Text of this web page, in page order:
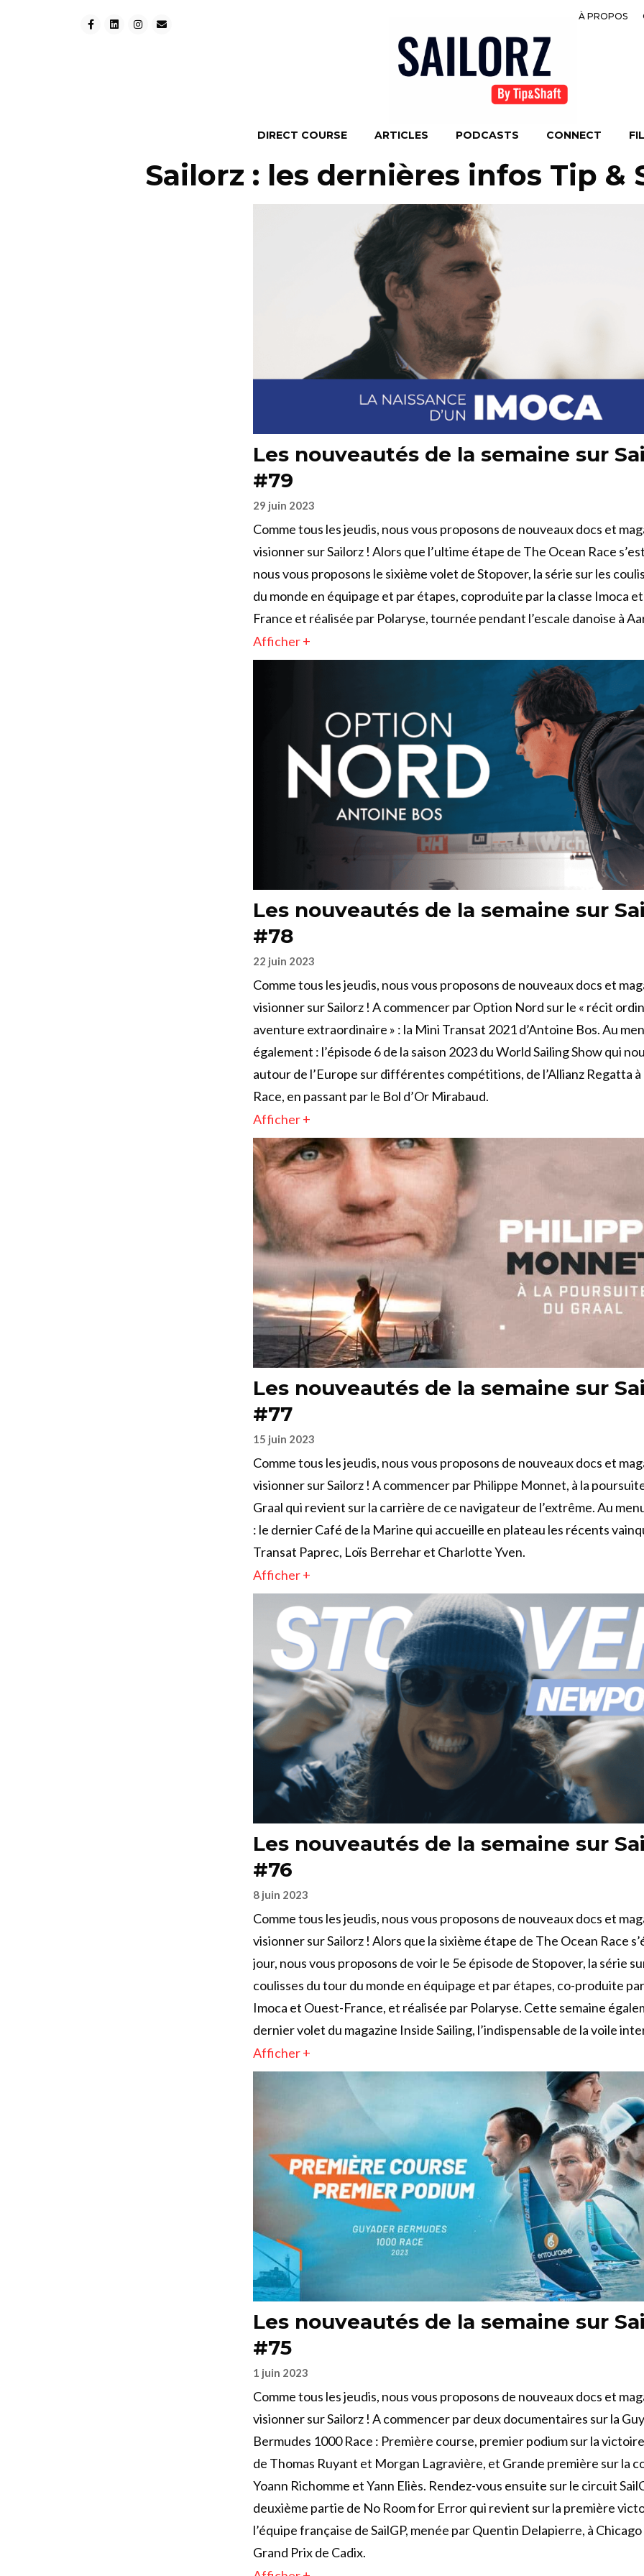
À PROPOS
DIRECT COURSE ARTICLES PODCASTS CONNECT
Sailorz : les dernières infos Tip &
Les nouveautés de la semaine sur
#79
29 juin 2023
Comme tous les jeudis, nous vous proposons de nouveaux docs et
visionner sur Sailorz ! Alors que l’ultime étape de The Ocean Race
nous vous proposons le sixième volet de Stopover, la série sur les
du monde en équipage et par étapes, coproduite par la classe Imoca
France et réalisée par Polaryse, tournée pendant l’escale danoise à
Afficher +
Les nouveautés de la semaine sur
#78
22 juin 2023
Comme tous les jeudis, nous vous proposons de nouveaux docs et
visionner sur Sailorz ! A commencer par Option Nord sur le « récit
aventure extraordinaire » : la Mini Transat 2021 d’Antoine Bos. Au
également : l’épisode 6 de la saison 2023 du World Sailing Show qui
autour de l’Europe sur différentes compétitions, de l’Allianz Regatta
Race, en passant par le Bol d’Or Mirabaud.
Afficher +
Les nouveautés de la semaine sur
#77
15 juin 2023
Comme tous les jeudis, nous vous proposons de nouveaux docs et
visionner sur Sailorz ! A commencer par Philippe Monnet, à la
Graal qui revient sur la carrière de ce navigateur de l’extrême. Au
: le dernier Café de la Marine qui accueille en plateau les récents
Transat Paprec, Loïs Berrehar et Charlotte Yven.
Afficher +
Les nouveautés de la semaine sur
#76
8 juin 2023
Comme tous les jeudis, nous vous proposons de nouveaux docs et
visionner sur Sailorz ! Alors que la sixième étape de The Ocean Race
jour, nous vous proposons de voir le 5e épisode de Stopover, la série
coulisses du tour du monde en équipage et par étapes, co-produite
Imoca et Ouest-France, et réalisée par Polaryse. Cette semaine
dernier volet du magazine Inside Sailing, l’indispensable de la voile
Afficher +
Les nouveautés de la semaine sur
#75
1 juin 2023
Comme tous les jeudis, nous vous proposons de nouveaux docs et
visionner sur Sailorz ! A commencer par deux documentaires sur la
Bermudes 1000 Race : Première course, premier podium sur la
de Thomas Ruyant et Morgan Lagravière, et Grande première sur la
Yoann Richomme et Yann Eliès. Rendez-vous ensuite sur le circuit
deuxième partie de No Room for Error qui revient sur la première
l’équipe française de SailGP, menée par Quentin Delapierre, à
Grand Prix de Cadix.